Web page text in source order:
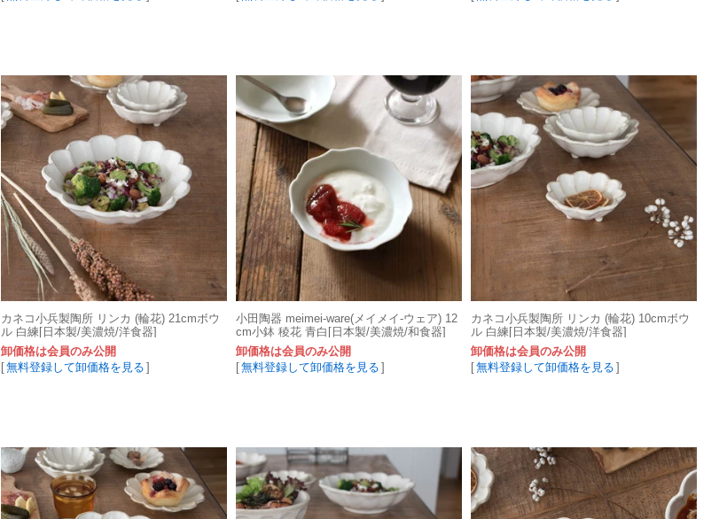
カネコ小兵製陶所 リンカ (輪花) 21cmボウ
ル 白練[日本製/美濃焼/洋食器]
卸価格は会員のみ公開
[無料登録して卸価格を見る ]
小田陶器 meimei-ware(メイメイ-ウェア) 12
cm小鉢 稜花 青白[日本製/美濃焼/和食器]
卸価格は会員のみ公開
[無料登録して卸価格を見る ]
カネコ小兵製陶所 リンカ (輪花) 10cmボウ
ル 白練[日本製/美濃焼/洋食器]
卸価格は会員のみ公開
[無料登録して卸価格を見る ]